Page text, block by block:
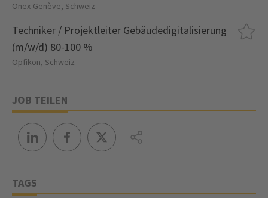
Onex-Genève, Schweiz
Techniker / Projektleiter Gebäudedigitalisierung
(m/w/d) 80-100 %
Opfikon, Schweiz
JOB TEILEN
TAGS